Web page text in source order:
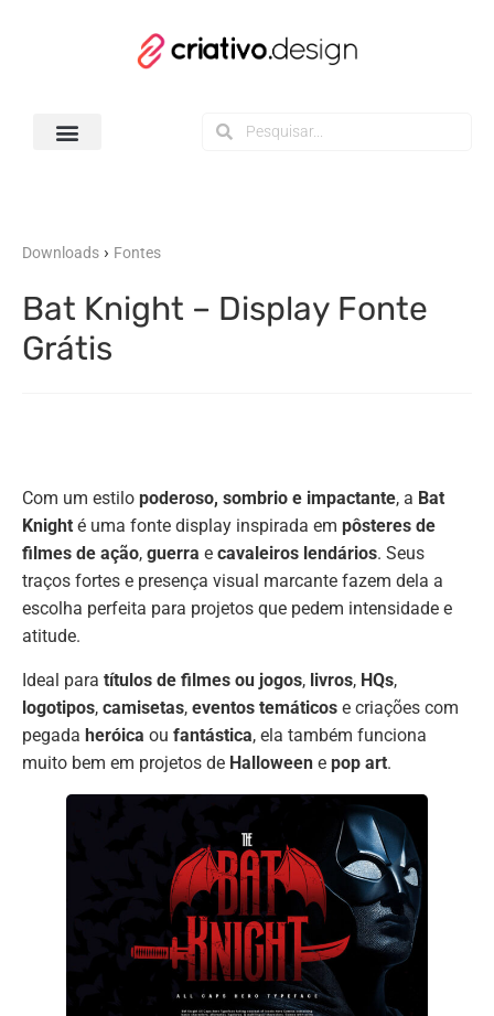
Downloads › Fontes
Bat Knight – Display Fonte
Grátis
Com um estilo poderoso, sombrio e impactante, a Bat
Knight é uma fonte display inspirada em pôsteres de
filmes de ação, guerra e cavaleiros lendários. Seus
traços fortes e presença visual marcante fazem dela a
escolha perfeita para projetos que pedem intensidade e
atitude.
Ideal para títulos de filmes ou jogos, livros, HQs,
logotipos, camisetas, eventos temáticos e criações com
pegada heróica ou fantástica, ela também funciona
muito bem em projetos de Halloween e pop art.